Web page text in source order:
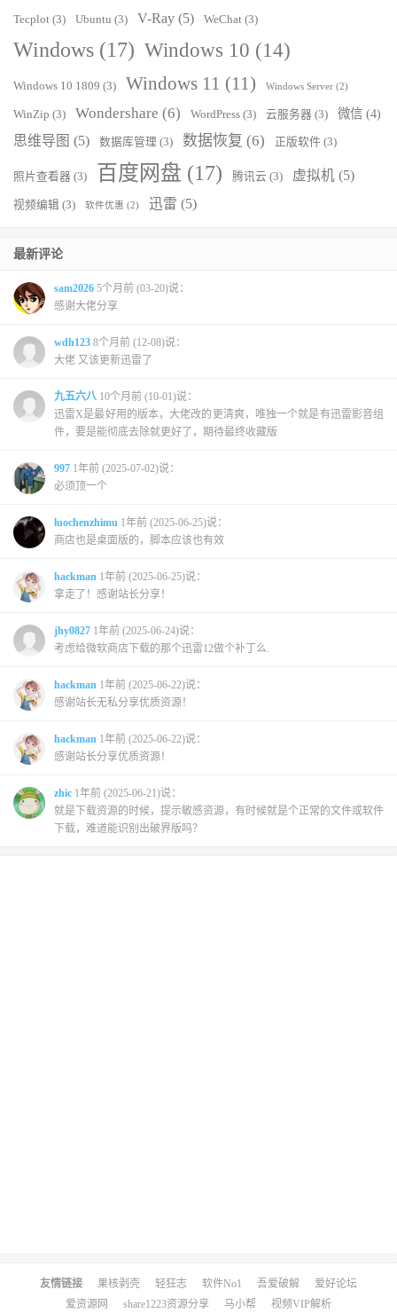
Tecplot (3) Ubuntu (3) V-Ray (5) WeChat (3)
Windows (17) Windows 10 (14)
Windows 10 1809 (3) Windows 11 (11) Windows Server (2)
WinZip (3) Wondershare (6) WordPress (3) 云服务器 (3) 微信 (4)
思维导图 (5) 数据库管理 (3) 数据恢复 (6) 正版软件 (3)
照片查看器 (3) 百度网盘 (17) 腾讯云 (3) 虚拟机 (5)
视频编辑 (3) 软件优惠 (2) 迅雷 (5)
最新评论
sam2026 5个月前 (03-20)说：
感谢大佬分享
wdh123 8个月前 (12-08)说：
大佬 又该更新迅雷了
九五六八 10个月前 (10-01)说：
迅雷X是最好用的版本，大佬改的更清爽，唯独一个就是有迅雷影音组
件，要是能彻底去除就更好了，期待最终收藏版
997 1年前 (2025-07-02)说：
必须顶一个
luochenzhimu 1年前 (2025-06-25)说：
商店也是桌面版的，脚本应该也有效
hackman 1年前 (2025-06-25)说：
拿走了！感谢站长分享！
jhy0827 1年前 (2025-06-24)说：
考虑给微软商店下载的那个迅雷12做个补丁么.
hackman 1年前 (2025-06-22)说：
感谢站长无私分享优质资源！
hackman 1年前 (2025-06-22)说：
感谢站长分享优质资源！
zhic 1年前 (2025-06-21)说：
就是下载资源的时候，提示敏感资源，有时候就是个正常的文件或软件
下载，难道能识别出破界版吗？
友情链接 果核剥壳 轻狂志 软件No1 吾爱破解
爱好论坛
爱资源网
share1223资源分享 马小帮 视频VIP解析